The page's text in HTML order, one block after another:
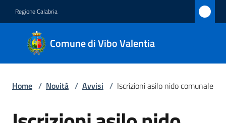
Regione Calabria
Comune di Vibo Valentia
Comune
di Vibo
Valentia
Home / Novità / Avvisi / Iscrizioni asilo nido comunale
Salta al contenuto